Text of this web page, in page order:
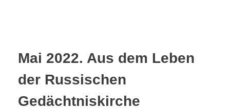
Mai 2022. Aus dem Leben
der Russischen
Gedächtniskirche